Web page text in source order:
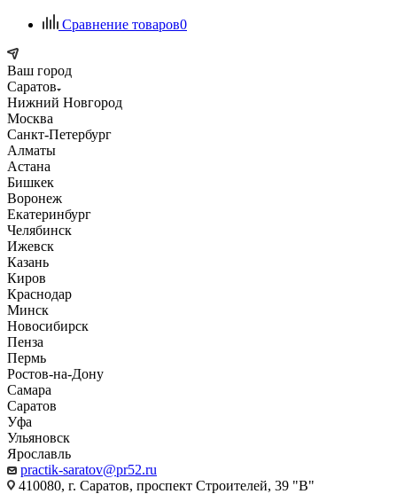
Сравнение товаров0
Ваш город
Саратов
Нижний Новгород
Москва
Санкт-Петербург
Алматы
Астана
Бишкек
Воронеж
Екатеринбург
Челябинск
Ижевск
Казань
Киров
Краснодар
Минск
Новосибирск
Пенза
Пермь
Ростов-на-Дону
Самара
Саратов
Уфа
Ульяновск
Ярославль
practik-saratov@pr52.ru
410080, г. Саратов, проспект Строителей, 39 "В"